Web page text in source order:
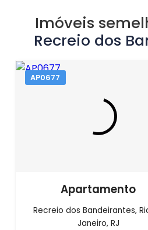
Imóveis
Recreio dos
AP0677
Apartamento
Recreio dos Bandeirantes,
Janeiro, RJ